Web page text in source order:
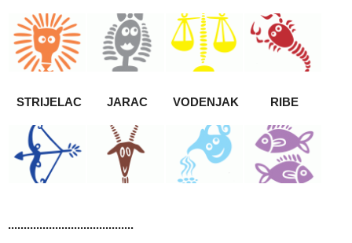
STRIJELAC JARAC VODENJAK RIBE
........................................